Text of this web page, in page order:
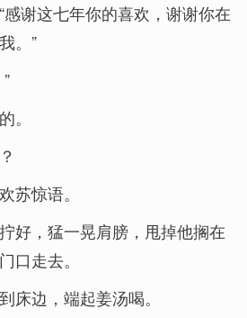
谢这七年你的喜欢，谢谢你在
。”
。
苏惊语。
好，猛一晃肩膀，甩掉他搁在
口走去。
床边，端起姜汤喝。